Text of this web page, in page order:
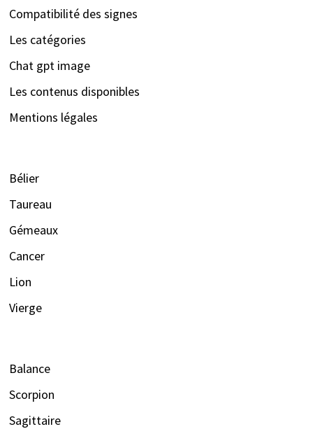
Compatibilité des signes
Les catégories
Chat gpt image
Les contenus disponibles
Mentions légales
Bélier
Taureau
Gémeaux
Cancer
Lion
Vierge
Balance
Scorpion
Sagittaire